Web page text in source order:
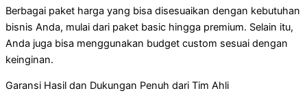
Berbagai paket harga yang bisa disesuaikan dengan kebutuhan
bisnis Anda, mulai dari paket basic hingga premium. Selain itu,
Anda juga bisa menggunakan budget custom sesuai dengan
keinginan.
Garansi Hasil dan Dukungan Penuh dari Tim Ahli